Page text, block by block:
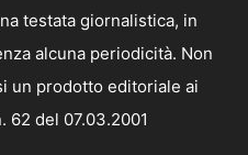
testata giornalistica, in
alcuna periodicità. Non
un prodotto editoriale ai
62 del 07.03.2001